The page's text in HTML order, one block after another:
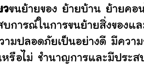
วขนย้ายของ ย้ายบ้าน ย้ายคอ
ารณ์ในการขนย้ายสิ่งของแล
ามปลอดภัยเป็นอย่างดี มีค
หรือไม่ ชำนาญการและมีปร